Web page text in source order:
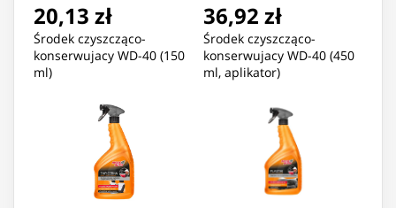
20,13 zł
Środek czyszcząco-
konserwujacy WD-40 (150
ml)
36,92 zł
Środek czyszcząco-
konserwujacy WD-40 (450
ml, aplikator)